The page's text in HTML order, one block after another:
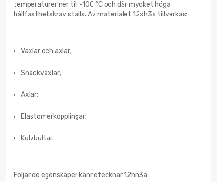
temperaturer ner till -100 °C och där mycket höga
hållfasthetskrav ställs. Av materialet 12xh3a tillverkas:
Växlar och axlar;
Snäckväxlar;
Axlar;
Elastomerkopplingar;
Kolvbultar.
Följande egenskaper kännetecknar 12hn3a: